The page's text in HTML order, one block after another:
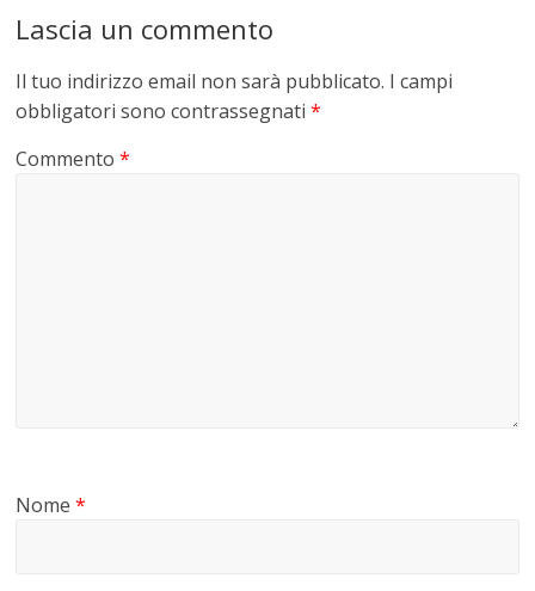
Lascia un commento
Il tuo indirizzo email non sarà pubblicato. I campi
obbligatori sono contrassegnati*
Commento*
Nome*